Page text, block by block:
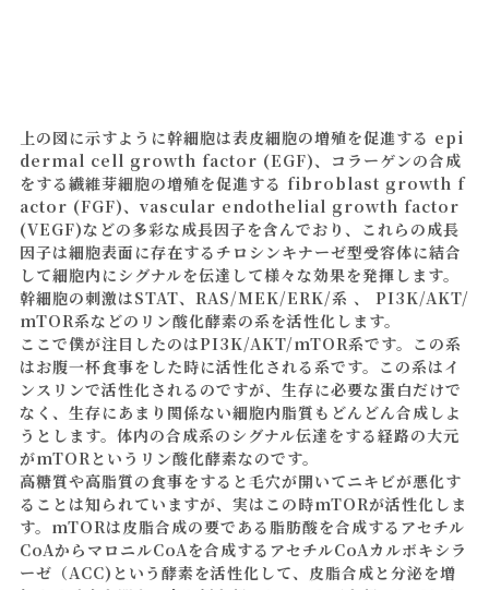
上の図に示すように幹細胞は表皮細胞の増殖を促進する epi
dermal cell growth factor (EGF)、コラーゲンの合成
をする繊維芽細胞の増殖を促進する fibroblast growth f
actor (FGF)、vascular endothelial growth factor
(VEGF)などの多彩な成長因子を含んでおり、これらの成長
因子は細胞表面に存在するチロシンキナーゼ型受容体に結合
して細胞内にシグナルを伝達して様々な効果を発揮します。
幹細胞の刺激はSTAT、RAS/MEK/ERK/系 、 PI3K/AKT/
mTOR系などのリン酸化酵素の系を活性化します。
ここで僕が注目したのはPI3K/AKT/mTOR系です。この系
はお腹一杯食事をした時に活性化される系です。この系はイ
ンスリンで活性化されるのですが、生存に必要な蛋白だけで
なく、生存にあまり関係ない細胞内脂質もどんどん合成しよ
うとします。体内の合成系のシグナル伝達をする経路の大元
がmTORというリン酸化酵素なのです。
高糖質や高脂質の食事をすると毛穴が開いてニキビが悪化す
ることは知られていますが、実はこの時mTORが活性化しま
す。mTORは皮脂合成の要である脂肪酸を合成するアセチル
CoAからマロニルCoAを合成するアセチルCoAカルボキシラ
ーゼ（ACC)という酵素を活性化して、皮脂合成と分泌を増